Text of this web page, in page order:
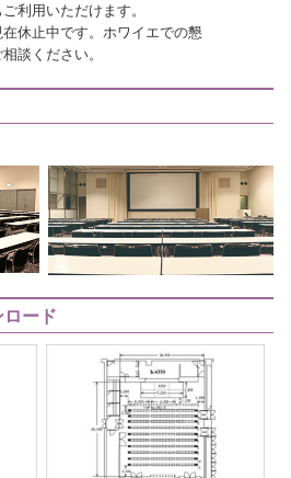
利用いただけます。
休止中です。ホワイエでの懇
談ください。
ロード